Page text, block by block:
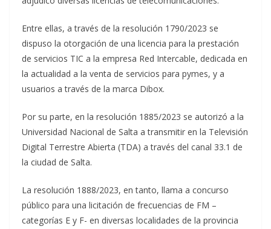
Entre ellas, a través de la resolución 1790/2023 se
dispuso la otorgación de una licencia para la prestación
de servicios TIC a la empresa Red Intercable, dedicada en
la actualidad a la venta de servicios para pymes, y a
usuarios a través de la marca Dibox.
Por su parte, en la resolución 1885/2023 se autorizó a la
Universidad Nacional de Salta a transmitir en la Televisión
Digital Terrestre Abierta (TDA) a través del canal 33.1 de
la ciudad de Salta.
La resolución 1888/2023, en tanto, llama a concurso
público para una licitación de frecuencias de FM –
categorías E y F- en diversas localidades de la provincia